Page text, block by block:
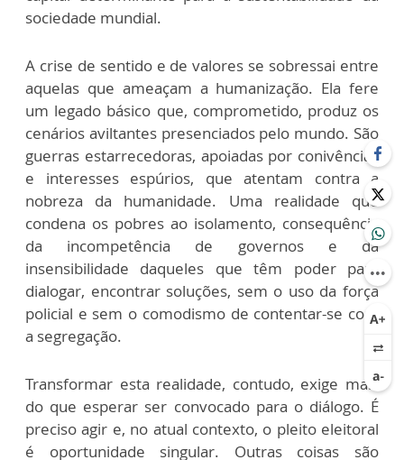
sociedade mundial.
A crise de sentido e de valores se sobressai entre
aquelas que ameaçam a humanização. Ela fere
um legado básico que, comprometido, produz os
cenários aviltantes presenciados pelo mundo. São
guerras estarrecedoras, apoiadas por conivências
e interesses espúrios, que atentam contra a
nobreza da humanidade. Uma realidade que
condena os pobres ao isolamento, consequência
da incompetência de governos e da
insensibilidade daqueles que têm poder para
dialogar, encontrar soluções, sem o uso da força
policial e sem o comodismo de contentar-se com
a segregação.
Transformar esta realidade, contudo, exige mais
do que esperar ser convocado para o diálogo. É
preciso agir e, no atual contexto, o pleito eleitoral
é oportunidade singular. Outras coisas são